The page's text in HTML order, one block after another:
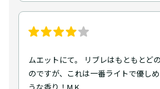
ムエットにて。 リブレはもともとど
のですが、これは一番ライトで優し